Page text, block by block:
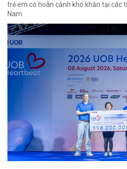
trẻ em có hoàn cảnh khó khăn tại các
Nam.